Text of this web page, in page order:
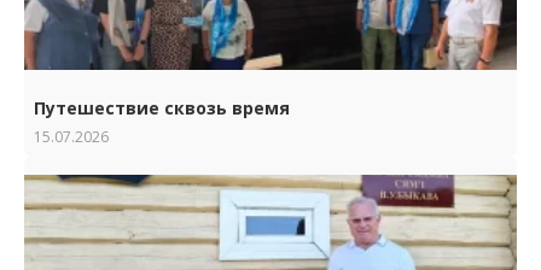
Путешествие сквозь время
15.07.2026